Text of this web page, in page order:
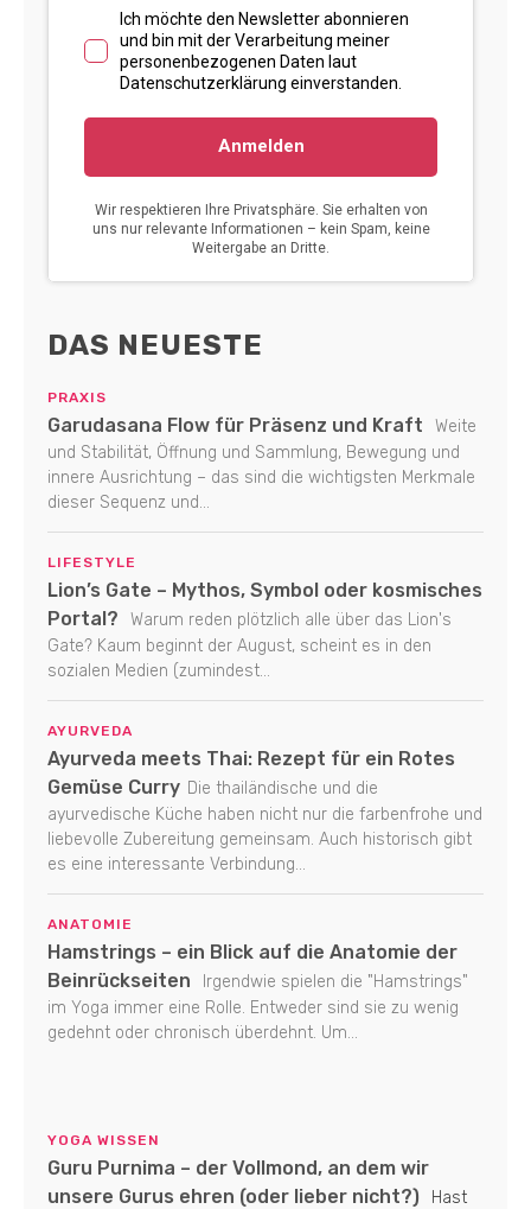
DAS NEUESTE
PRAXIS
Garudasana Flow für Präsenz und Kraft
Weite
und Stabilität, Öffnung und Sammlung, Bewegung und
innere Ausrichtung – das sind die wichtigsten Merkmale
dieser Sequenz und...
LIFESTYLE
Lion’s Gate – Mythos, Symbol oder kosmisches
Portal?
Warum reden plötzlich alle über das Lion's
Gate? Kaum beginnt der August, scheint es in den
sozialen Medien (zumindest...
AYURVEDA
Ayurveda meets Thai: Rezept für ein Rotes
Gemüse Curry Die thailändische und die
ayurvedische Küche haben nicht nur die farbenfrohe und
liebevolle Zubereitung gemeinsam. Auch historisch gibt
es eine interessante Verbindung...
ANATOMIE
Hamstrings – ein Blick auf die Anatomie der
Beinrückseiten
Irgendwie spielen die "Hamstrings"
im Yoga immer eine Rolle. Entweder sind sie zu wenig
gedehnt oder chronisch überdehnt. Um...
YOGA WISSEN
Guru Purnima – der Vollmond, an dem wir
unsere Gurus ehren (oder lieber nicht?)
Hast